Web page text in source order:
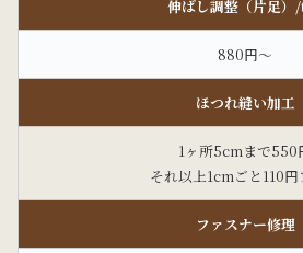
伸ばし調整（片足）
880円～
ほつれ縫い加工
1ヶ所5cmまで550
それ以上1cmごと110円
ファスナー修理